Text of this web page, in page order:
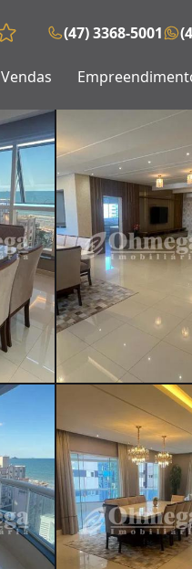
Favoritos (0 itens)
(47) 3368-5001
Vendas